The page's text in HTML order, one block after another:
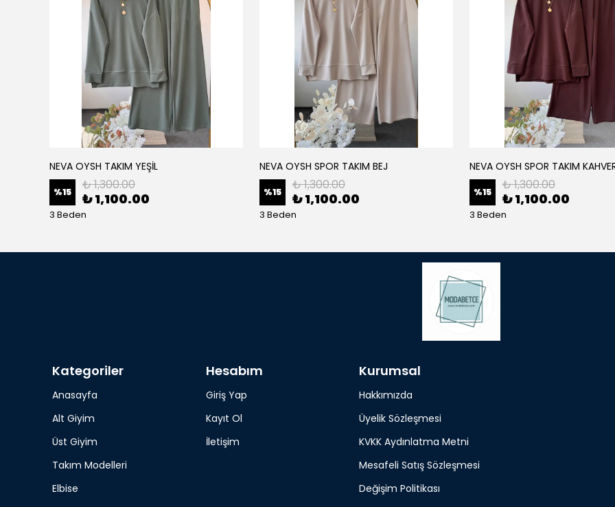
NEVA OYSH TAKIM YEŞİL
%15 ₺ 1,300.00
₺ 1,100.00
3 Beden
NEVA OYSH SPOR TAKIM BEJ
%15 ₺ 1,300.00
₺ 1,100.00
3 Beden
NEVA OYSH SPOR TAKIM
%15 ₺ 1,300.00
₺ 1,100.00
3 Beden
Kategoriler
Anasayfa
Alt Giyim
Üst Giyim
Takım Modelleri
Elbise
Hesabım
Giriş Yap
Kayıt Ol
İletişim
Kurumsal
Hakkımızda
Üyelik Sözleşmesi
KVKK Aydınlatma Metni
Mesafeli Satış Sözleşmesi
Değişim Politikası